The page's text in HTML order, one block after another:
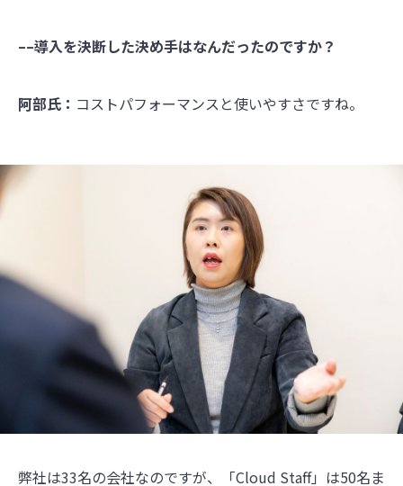
––導入を決断した決め手はなんだったのですか？
阿部氏： コストパフォーマンスと使いやすさですね。
弊社は33名の会社なのですが、「Cloud Staff」は50名ま